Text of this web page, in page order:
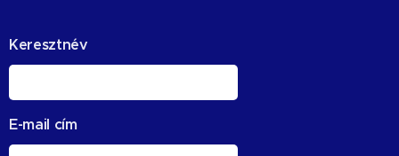
Keresztnév
E-mail cím